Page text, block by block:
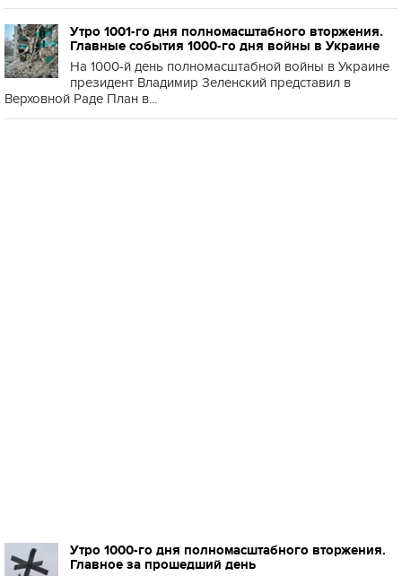
Утро 1001-го дня полномасштабного вторжения.
Главные события 1000-го дня войны в Украине
На 1000-й день полномасштабной войны в Украине
президент Владимир Зеленский представил в
Верховной Раде План в...
Утро 1000-го дня полномасштабного вторжения.
Главное за прошедший день